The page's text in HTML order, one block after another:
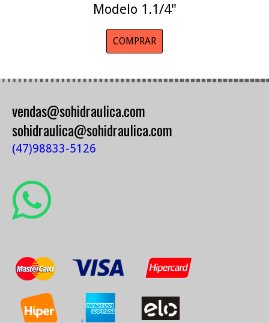
Modelo 1.1/4"
COMPRAR
vendas@sohidraulica.com
sohidraulica@sohidraulica.com
(47)98833-5126